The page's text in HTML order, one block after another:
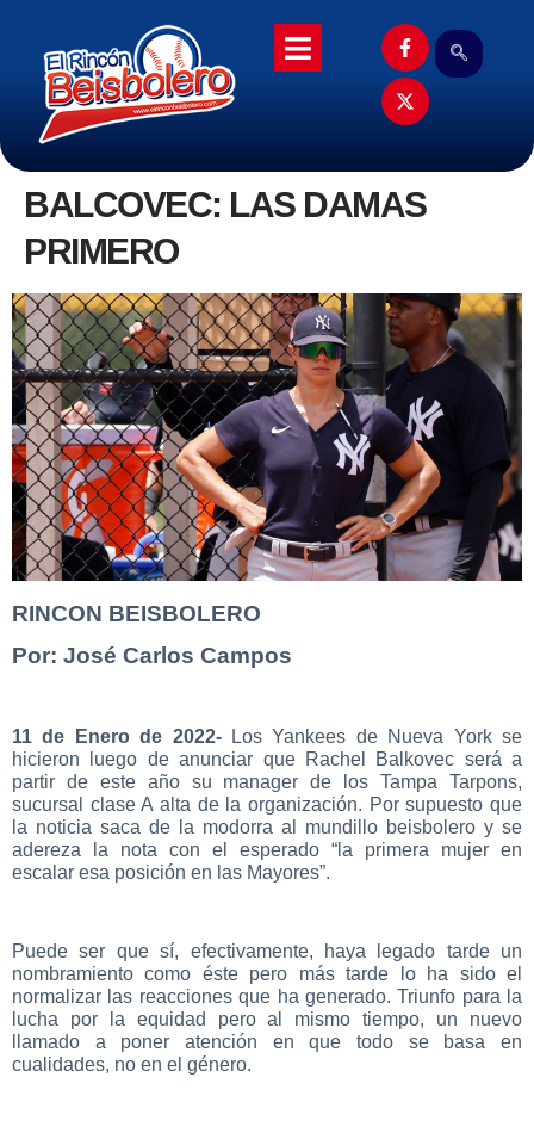
BALCOVEC: LAS DAMAS
PRIMERO
RINCON BEISBOLERO
Por: José Carlos Campos
11 de Enero de 2022-Los Yankees de Nueva York se
hicieron luego de anunciar que Rachel Balkovec será a
partir de este año su manager de los Tampa Tarpons,
sucursal clase A alta de la organización. Por supuesto que
la noticia saca de la modorra al mundillo beisbolero y se
adereza la nota con el esperado “la primera mujer en
escalar esa posición en las Mayores”.
Puede ser que sí, efectivamente, haya legado tarde un
nombramiento como éste pero más tarde lo ha sido el
normalizar las reacciones que ha generado. Triunfo para la
lucha por la equidad pero al mismo tiempo, un nuevo
llamado a poner atención en que todo se basa en
cualidades, no en el género.